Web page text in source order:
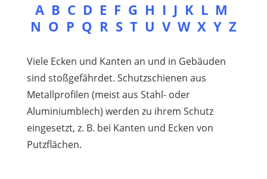
A B C D E F G H I J K L M
N O P Q R S T U V W X Y Z
Viele Ecken und Kanten an und in Gebäuden
sind stoßgefährdet. Schutzschienen aus
Metallprofilen (meist aus Stahl- oder
Aluminiumblech) werden zu ihrem Schutz
eingesetzt, z. B. bei Kanten und Ecken von
Putzflächen.